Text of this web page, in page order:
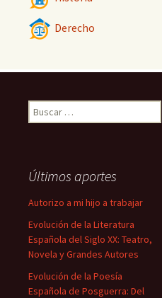
Derecho
Buscar:
Últimos aportes
Autorizo a mi hijo a trabajar
Evolución de la Literatura
Española del Siglo XX: Teatro,
Novela y Grandes Autores
Evolución de la Poesía
Española de Posguerra: Del